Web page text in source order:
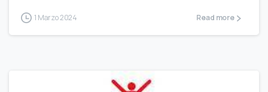
1 Marzo 2024 Read more